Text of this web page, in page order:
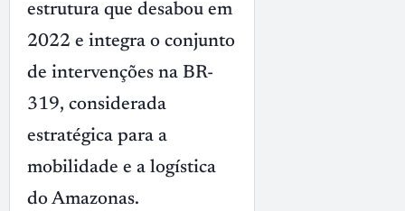
estrutura que desabou em
2022 e integra o conjunto
de intervenções na BR-
319, considerada
estratégica para a
mobilidade e a logística
do Amazonas.